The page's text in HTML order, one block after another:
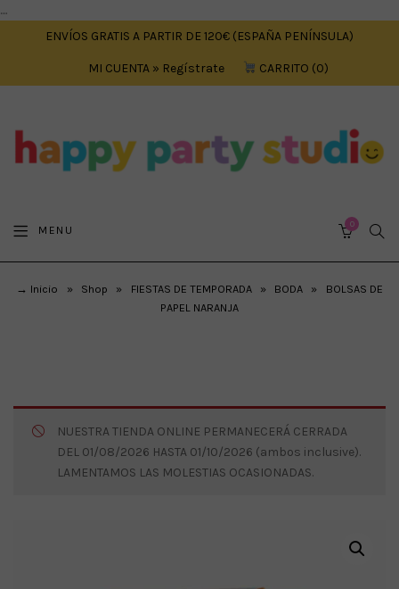
....
ENVÍOS GRATIS A PARTIR DE 120€ (ESPAÑA PENÍNSULA)
MI CUENTA » Regístrate CARRITO 0
MENU 0
→ Inicio » Shop » FIESTAS DE TEMPORADA » BODA »
BOLSAS DE
PAPEL NARANJA
NUESTRA TIENDA ONLINE PERMANECERÁ CERRADA
DEL 01/08/2026 HASTA 01/10/2026 (ambos inclusive).
LAMENTAMOS LAS MOLESTIAS OCASIONADAS.